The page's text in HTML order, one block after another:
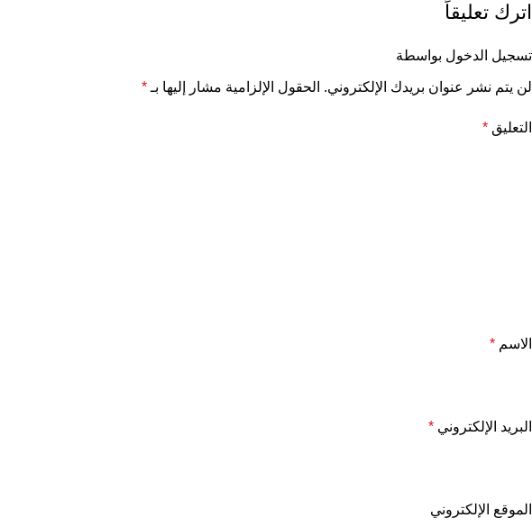
اترك تعليقاً
تسجيل الدخول بواسطة
لن يتم نشر عنوان بريدك الإلكتروني. الحقول الإلزامية مشار إليها بـ *
التعليق *
الاسم *
البريد الإلكتروني *
الموقع الإلكتروني